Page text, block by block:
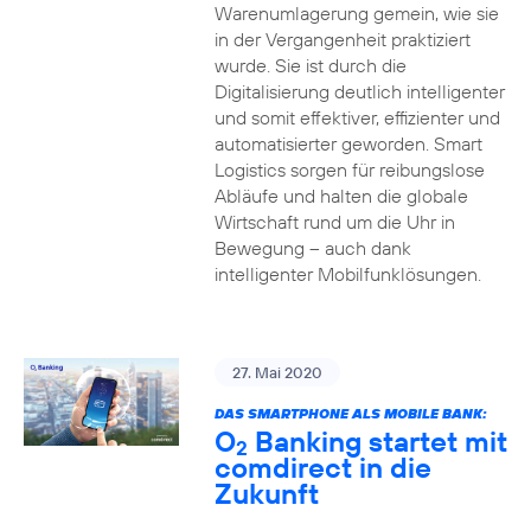
Warenumlagerung gemein, wie sie
in der Vergangenheit praktiziert
wurde. Sie ist durch die
Digitalisierung deutlich intelligenter
und somit effektiver, effizienter und
automatisierter geworden. Smart
Logistics sorgen für reibungslose
Abläufe und halten die globale
Wirtschaft rund um die Uhr in
Bewegung – auch dank
intelligenter Mobilfunklösungen.
27. Mai 2020
DAS SMARTPHONE ALS MOBILE BANK:
O2 Banking startet mit
comdirect in die
Zukunft